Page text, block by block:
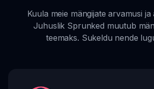
Kuula meie mängijate arvamusi ja
Juhuslik Sprunked muutub
teemaks. Sukeldu nende